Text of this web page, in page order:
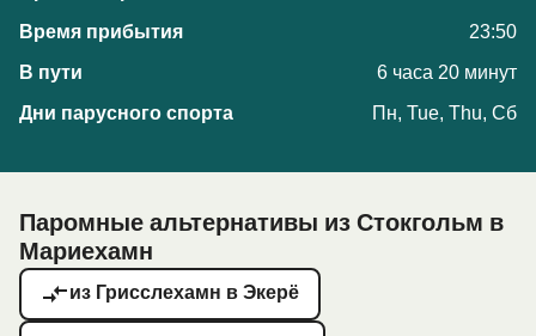
23:50
6 часа 20 минут
Пн, Tue, Thu, Сб
Паромные альтернативы из Стокгольм в
Мариехамн
из Грисслехамн в Экерё